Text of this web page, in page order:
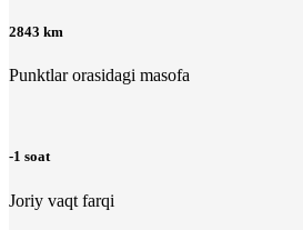
2843 km
Punktlar orasidagi masofa
-1 soat
Joriy vaqt farqi